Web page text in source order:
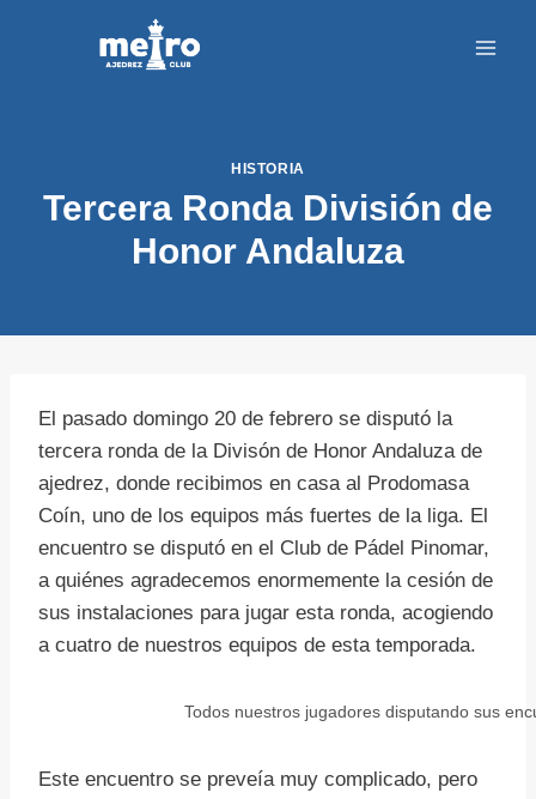
HISTORIA
Tercera Ronda División de
Honor Andaluza
El pasado domingo 20 de febrero se disputó la
tercera ronda de la Divisón de Honor Andaluza de
ajedrez, donde recibimos en casa al Prodomasa
Coín, uno de los equipos más fuertes de la liga. El
encuentro se disputó en el Club de Pádel Pinomar,
a quiénes agradecemos enormemente la cesión de
sus instalaciones para jugar esta ronda, acogiendo
a cuatro de nuestros equipos de esta temporada.
Todos nuestros jugadores disputando sus
Este encuentro se preveía muy complicado, pero